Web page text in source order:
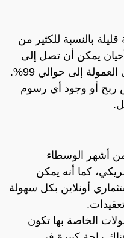
قليلة بالنسبة للكثير من
يمكن أن تصل إلى
إلى حوالي 99%.
ربح أو وجود أي رسوم
من أشهر الوسطاء
كما أنه يمكن
أونلاين بكل سهولة
الخاصة بها تكون